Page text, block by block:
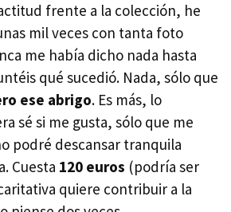
frente a la colección, he
mil veces con tanta foto
me había dicho nada hasta
qué sucedió. Nada, sólo que
ese abrigo. Es más, lo
sé si me gusta, sólo que me
podré descansar tranquila
Cuesta 120 euros (podría ser
quiere contribuir a la